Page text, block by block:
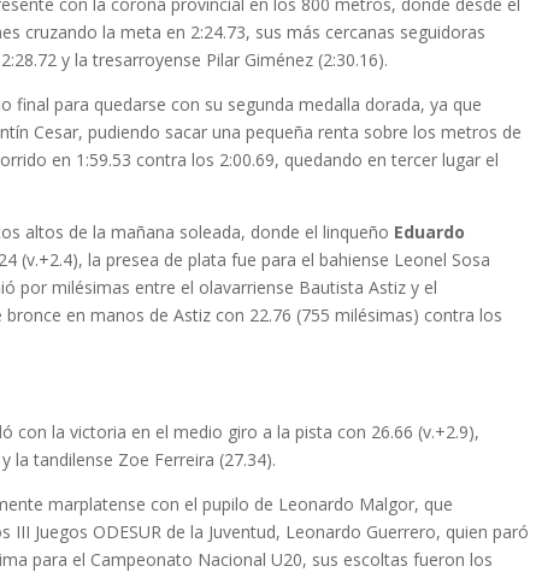
cruzando la meta en 2:24.73, sus más cercanas seguidoras
y la tresarroyense Pilar Giménez (2:30.16).
final para quedarse con su segunda medalla dorada, ya que
Cesar, pudiendo sacar una pequeña renta sobre los metros de
en 1:59.53 contra los 2:00.69, quedando en tercer lugar el
altos de la mañana soleada, donde el linqueño Eduardo
(v.+2.4), la presea de plata fue para el bahiense Leonel Sosa
por milésimas entre el olavarriense Bautista Astiz y el
en manos de Astiz con 22.76 (755 milésimas) contra los
con la victoria en el medio giro a la pista con 26.66 (v.+2.9),
la tandilense Zoe Ferreira (27.34).
marplatense con el pupilo de Leonardo Malgor, que
Juegos ODESUR de la Juventud, Leonardo Guerrero, quien paró
para el Campeonato Nacional U20, sus escoltas fueron los